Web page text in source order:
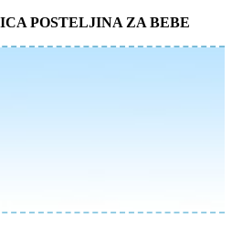
POSTELJINA ZA BEBE